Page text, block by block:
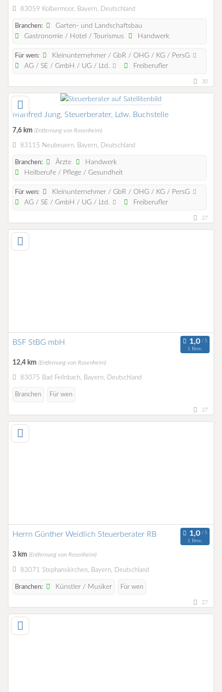
83059 Kolbermoor, Bayern, Deutschland
Branchen:
Garten- und Landschaftsbau
Gastronomie / Hotel / Tourismus
Handwerk
Für wen:
Kleinunternehmer / GbR / OHG / KG / PersG
AG / SE / GmbH / UG / Ltd.
Freiberufler
30
Manfred Jung, Steuerberater, Ldw. Buchstelle
7,6 km (Entfernung von Rosenheim)
83115 Neubeuern, Bayern, Deutschland
Branchen: Ärzte
Handwerk
Heilberufe / Pflege / Gesundheit
Für wen:
Kleinunternehmer / GbR / OHG / KG / PersG
AG / SE / GmbH / UG / Ltd.
Freiberufler
27
BSF StBG mbH
1 Bew.
12,4 km (Entfernung von Rosenheim)
83075 Bad Feilnbach, Bayern, Deutschland
Branchen Für wen
27
Herrn Günther Weidlich Steuerberater RB
1 Bew.
3 km (Entfernung von Rosenheim)
83071 Stephanskirchen, Bayern, Deutschland
Branchen: Künstler / Musiker Für wen
27